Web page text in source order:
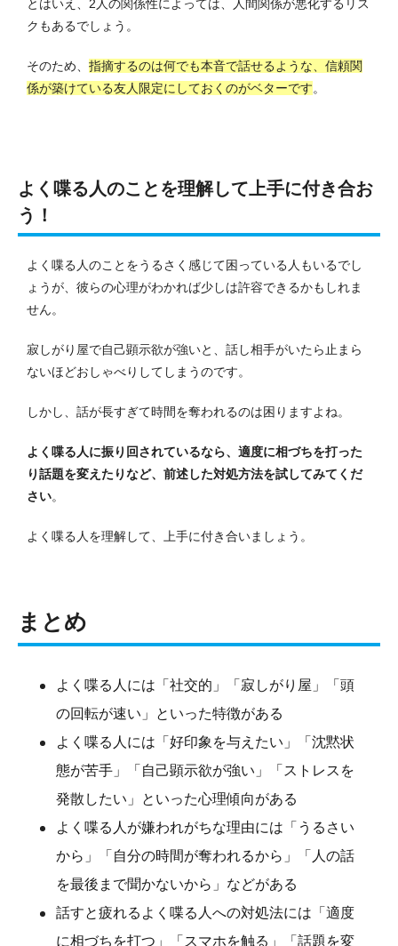
とはいえ、2人の関係性によっては、人間関係が悪化するリス
クもあるでしょう。
そのため、 指摘するのは何でも本音で話せるような、信頼関
係が築けている友人限定にしておくのがベターです。
よく喋る人のことを理解して上手に付き合お
う！
よく喋る人のことをうるさく感じて困っている人もいるでし
ょうが、彼らの心理がわかれば少しは許容できるかもしれま
せん。
寂しがり屋で自己顕示欲が強いと、話し相手がいたら止まら
ないほどおしゃべりしてしまうのです。
しかし、話が長すぎて時間を奪われるのは困りますよね。
よく喋る人に振り回されているなら、適度に相づちを打った
り話題を変えたりなど、前述した対処方法を試してみてくだ
さい。
よく喋る人を理解して、上手に付き合いましょう。
まとめ
よく喋る人には「社交的」「寂しがり屋」「頭
の回転が速い」といった特徴がある
よく喋る人には「好印象を与えたい」「沈黙状
態が苦手」「自己顕示欲が強い」「ストレスを
発散したい」といった心理傾向がある
よく喋る人が嫌われがちな理由には「うるさい
から」「自分の時間が奪われるから」「人の話
を最後まで聞かないから」などがある
話すと疲れるよく喋る人への対処法には「適度
に相づちを打つ」「スマホを触る」「話題を変